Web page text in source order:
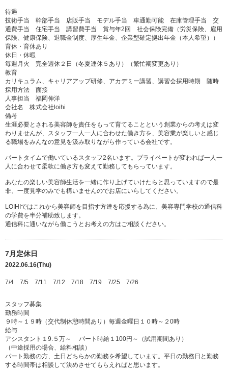
待遇
技術手当 幹部手当 店販手当 モデル手当 車通勤可能 在庫管理手当 交
通費手当 住宅手当 講習費手当 賞与年2回 社会保険完備（労災保険、雇用
保険、健康保険、退職金制度、厚生年金、企業型確定拠出年金（本人希望））
育休・育休あり
休日・休暇
毎週月火 完全週休２日（冬夏連休５あり）（繁忙期変更あり）
教育
カリキュラム、キャリアアップ研修、アカデミー講習、講習会採用時期 随時
採用方法 面接
人事担当 福岡伸洋
会社名 株式会社loihi
備考
生涯必要とされる美容師を責任をもって育てることという創業からの考えは変
わりませんが、スタッフ一人一人に合わせた働き方を、美容業が楽しいと感じ
る職場をみんなの意見を汲み取りながら作っている会社です。
パートタイムで働いているスタッフ2名います。プライベートが変われば一人一
人に合わせて柔軟に働き方も変えて勤務してもらっています。
あなたの楽しい美容師生活を一緒に作り上げていけたらと思っていますので是
非、一度見学のみでも構いませんのでお店にいらしてください。
LOIHIではこれから美容師を目指す方達を応援する為に、美容専門学校の通信科
の学費を半分補助致します。
通信科に通いながら働こうとお考えの方はご相談ください。
7月定休日
2022.06.16(Thu)
7/4 7/5 7/11 7/12 7/18 7/19 7/25 7/26
スタッフ募集
勤務時間
９時～１９時（交代制休憩時間あり）毎週金曜日１０時～２0時
給与
アシスタント１9.５万～ パート時給１100円～（試用期間あり）
（中途採用の場合、給料相談）
パート勤務の方、土日どちらかの勤務を希望しています。平日の勤務日と勤務
する時間帯は相談して決めさせてもらえればと思います。